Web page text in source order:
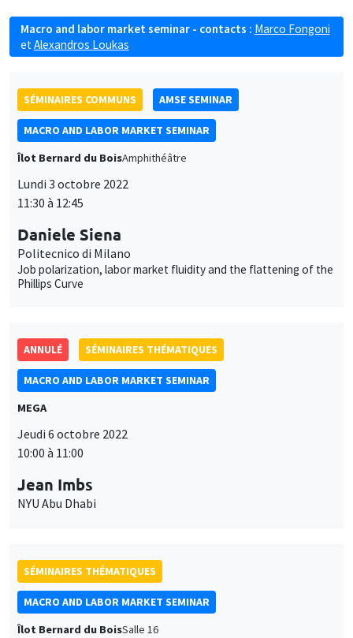
Macro and labor market seminar - contacts : Marco Fongoni
et Alexandros Loukas
SÉMINAIRES COMMUNS AMSE SEMINAR
MACRO AND LABOR MARKET SEMINAR
Îlot Bernard du BoisAmphithéâtre
Lundi 3 octobre 2022
11:30 à 12:45
Daniele Siena
Politecnico di Milano
Job polarization, labor market fluidity and the flattening of the
Phillips Curve
ANNULÉ SÉMINAIRES THÉMATIQUES
MACRO AND LABOR MARKET SEMINAR
MEGA
Jeudi 6 octobre 2022
10:00 à 11:00
Jean Imbs
NYU Abu Dhabi
SÉMINAIRES THÉMATIQUES
MACRO AND LABOR MARKET SEMINAR
Îlot Bernard du BoisSalle 16